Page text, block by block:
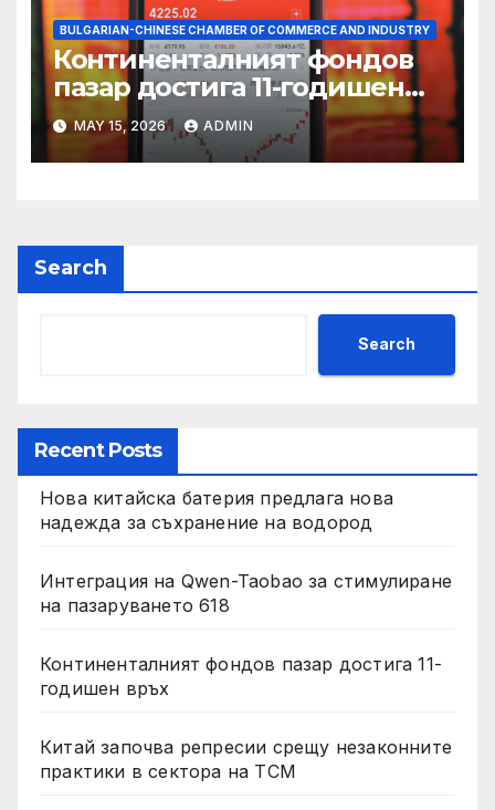
BULGARIAN-CHINESE CHAMBER OF COMMERCE AND INDUSTRY
Континенталният фондов
пазар достига 11-годишен
връх
MAY 15, 2026 ADMIN
Search
Search
Recent Posts
Нова китайска батерия предлага нова
надежда за съхранение на водород
Интеграция на Qwen-Taobao за стимулиране
на пазаруването 618
Континенталният фондов пазар достига 11-
годишен връх
Китай започва репресии срещу незаконните
практики в сектора на TCM